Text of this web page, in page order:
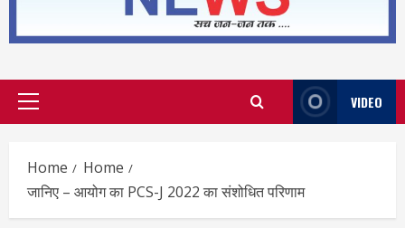
Primary
VIDEO
Home
Home
जानिए – आयोग का PCS-J 2022 का संशोधित परिणाम